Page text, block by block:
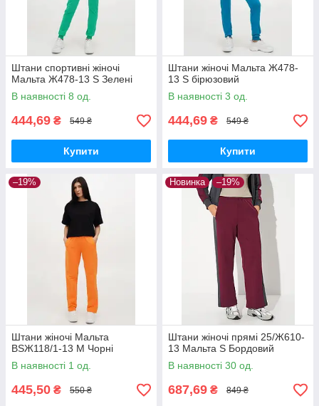
Штани спортивні жіночі
Мальта Ж478-13 S Зелені
В наявності 8 од.
444,69 ₴ 549 ₴
Купити
Штани жіночі Мальта Ж478-
13 S бірюзовий
В наявності 3 од.
444,69 ₴ 549 ₴
Купити
–19%
Штани жіночі Мальта
BSЖ118/1-13 M Чорні
В наявності 1 од.
445,50 ₴ 550 ₴
Новинка –19%
Штани жіночі прямі 25/Ж610-
13 Мальта S Бордовий
В наявності 30 од.
687,69 ₴ 849 ₴